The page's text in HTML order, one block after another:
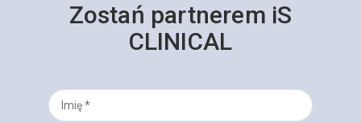
Zostań partnerem iS
CLINICAL